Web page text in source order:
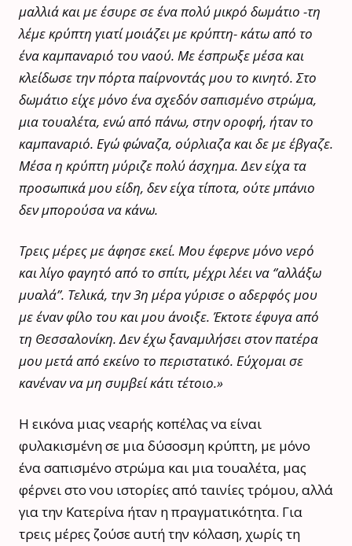
μαλλιά και με έσυρε σε ένα πολύ μικρό δωμάτιο -τη
λέμε κρύπτη γιατί μοιάζει με κρύπτη- κάτω από το
ένα καμπαναριό του ναού. Με έσπρωξε μέσα και
κλείδωσε την πόρτα παίρνοντάς μου το κινητό. Στο
δωμάτιο είχε μόνο ένα σχεδόν σαπισμένο στρώμα,
μια τουαλέτα, ενώ από πάνω, στην οροφή, ήταν το
καμπαναριό. Εγώ φώναζα, ούρλιαζα και δε με έβγαζε.
Μέσα η κρύπτη μύριζε πολύ άσχημα. Δεν είχα τα
προσωπικά μου είδη, δεν είχα τίποτα, ούτε μπάνιο
δεν μπορούσα να κάνω.
Τρεις μέρες με άφησε εκεί. Μου έφερνε μόνο νερό
και λίγο φαγητό από το σπίτι, μέχρι λέει να ‘’αλλάξω
μυαλά’’. Τελικά, την 3η μέρα γύρισε ο αδερφός μου
με έναν φίλο του και μου άνοιξε. Έκτοτε έφυγα από
τη Θεσσαλονίκη. Δεν έχω ξαναμιλήσει στον πατέρα
μου μετά από εκείνο το περιστατικό. Εύχομαι σε
κανέναν να μη συμβεί κάτι τέτοιο.»
Η εικόνα μιας νεαρής κοπέλας να είναι
φυλακισμένη σε μια δύσοσμη κρύπτη, με μόνο
ένα σαπισμένο στρώμα και μια τουαλέτα, μας
φέρνει στο νου ιστορίες από ταινίες τρόμου, αλλά
για την Κατερίνα ήταν η πραγματικότητα. Για
τρεις μέρες ζούσε αυτή την κόλαση, χωρίς τη